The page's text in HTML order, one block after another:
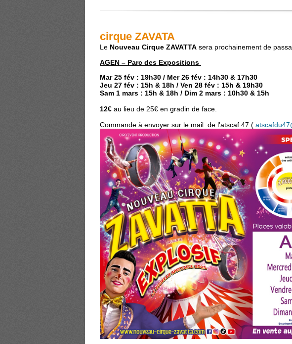
cirque ZAVATA
Le Nouveau Cirque ZAVATTA sera prochainement de
AGEN – Parc des Expositions
Mar 25 fév : 19h30 / Mer 26 fév : 14h30 & 17h30
Jeu 27 fév : 15h & 18h / Ven 28 fév : 15h & 19h30
Sam 1 mars : 15h & 18h / Dim 2 mars : 10h30 & 15h
12€ au lieu de 25€ en gradin de face.
Commande à envoyer sur le mail de l'atscaf 47 (